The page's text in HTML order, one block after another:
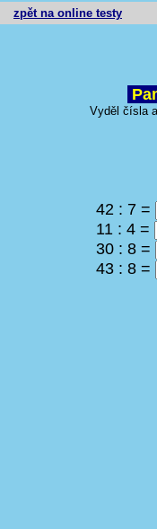
zpět na online testy
Vyděl čísla
42 : 7 =
11 : 4 =
30 : 8 =
43 : 8 =